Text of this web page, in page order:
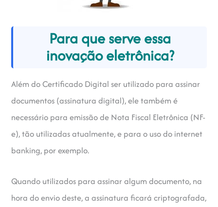
Para que serve essa
inovação eletrônica?
Além do Certificado Digital ser utilizado para assinar
documentos (assinatura digital), ele também é
necessário para emissão de Nota Fiscal Eletrônica (NF-
e), tão utilizadas atualmente, e para o uso do internet
banking, por exemplo.
Quando utilizados para assinar algum documento, na
hora do envio deste, a assinatura ficará criptografada,